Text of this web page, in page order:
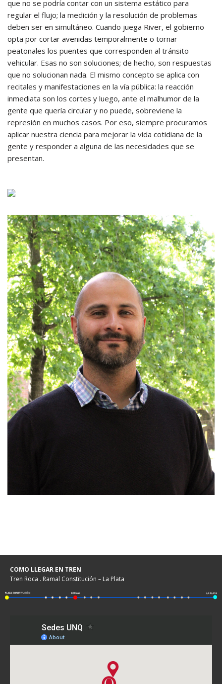
que no se podría contar con un sistema estático para
regular el flujo; la medición y la resolución de problemas
deben ser en simultáneo. Cuando juega River, el gobierno
opta por cortar avenidas temporalmente o tornar
peatonales los puentes que corresponden al tránsito
vehicular. Esas no son soluciones; de hecho, son respuestas
que no solucionan nada. El mismo concepto se aplica con
recitales y manifestaciones en la vía pública: la reacción
inmediata son los cortes y luego, ante el malhumor de la
gente que quería circular y no puede, sobreviene la
represión en muchos casos. Por eso, siempre procuramos
aplicar nuestra ciencia para mejorar la vida cotidiana de la
gente y responder a alguna de las necesidades que se
presentan.
COMO LLEGAR EN TREN
Tren Roca . Ramal Constitución – La Plata